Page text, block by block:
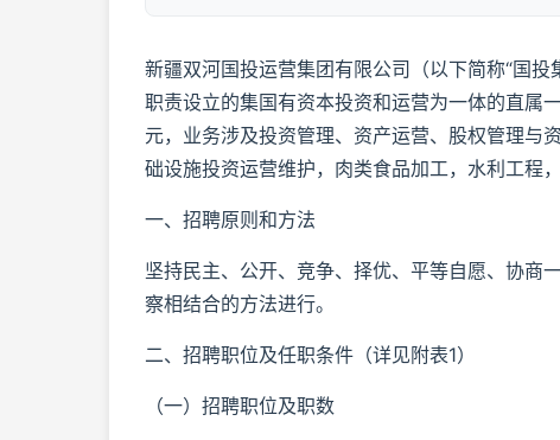
新疆双河国投运营集团有限公司（以下简称“国
职责设立的集国有资本投资和运营为一体的直属
元，业务涉及投资管理、资产运营、股权管理与
础设施投资运营维护，肉类食品加工，水利工程
一、招聘原则和方法
坚持民主、公开、竞争、择优、平等自愿、协商
察相结合的方法进行。
二、招聘职位及任职条件（详见附表1）
（一）招聘职位及职数